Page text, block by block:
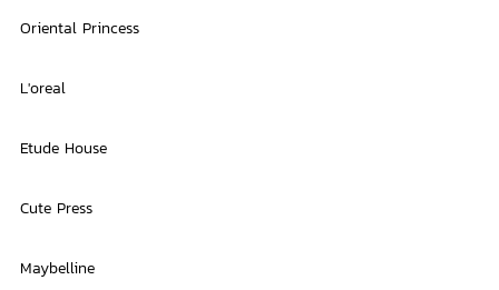
Oriental Princess
L'oreal
Etude House
Cute Press
Maybelline